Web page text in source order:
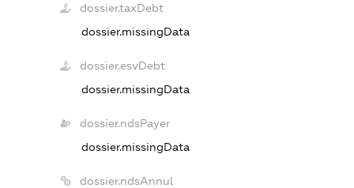
dossier.taxDebt
dossier.missingData
dossier.esvDebt
dossier.missingData
dossier.ndsPayer
dossier.missingData
dossier.ndsAnnul